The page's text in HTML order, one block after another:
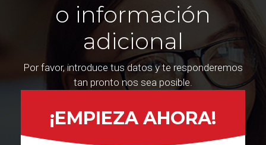
o información
adicional
Por favor, introduce tus datos y te responderemos
tan pronto nos sea posible.
¡EMPIEZA AHORA!